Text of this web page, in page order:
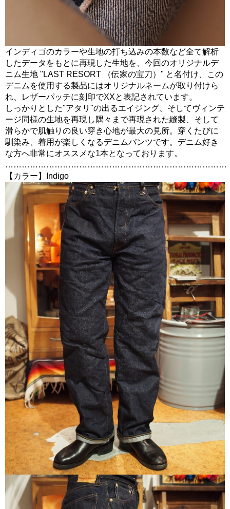
インディゴのカラーや生地の打ち込みの本数など全て解析
したデータをもとに再現した生地を、今回のオリジナルデ
ニム生地 "LAST RESORT （伝家の宝刀）" と名付け、この
デニムを使用する製品にはオリジナルネームが取り付けら
れ、レザーパッチに刻印でXXと表記されています。
しっかりとした"アタリ"の出るエイジング、そしてヴィンテ
ージ同様の生地を再現し隅々まで再現された縫製、そして
滑らかで肌触りの良い穿き心地が最大の見所。穿くたびに
馴染み、着用が楽しくなるデニムパンツです。デニム好き
な方へ非常にオススメな1本となっております。
………………………………………………………………………
【カラー】Indigo